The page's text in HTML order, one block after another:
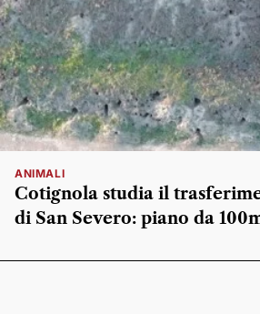
ANIMALI
Cotignola studia il
di San Severo: piano da